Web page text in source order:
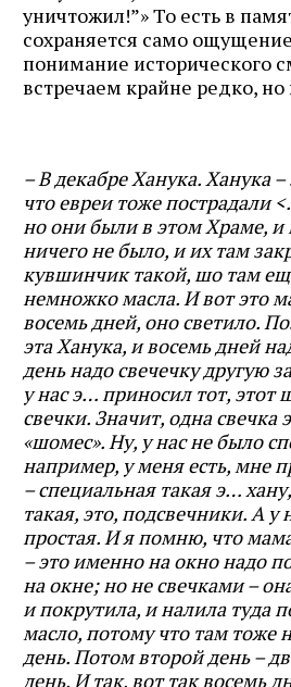
уничтожил!”» То есть в
сохраняется само
понимание исторического
встречаем крайне редко,
– В декабре Ханука. Ханука
что евреи тоже пострадали
но они были в этом Храме, и
ничего не было, и их там
кувшинчик такой, шо там
немножко масла. И вот это
восемь дней, оно светило.
эта Ханука, и восемь дней
день надо свечечку другую
у нас э… приносил тот, этот
свечки. Значит, одна свечка
«шомес». Ну, у нас не было
например, у меня есть, мне
– специальная такая э…
такая, это, подсвечники. А у
простая. И я помню, что
– это именно на окно надо
на окне; но не свечками –
и покрутила, и налила туда
масло, потому что там тоже
день. Потом второй день –
день. И так, вот так восемь